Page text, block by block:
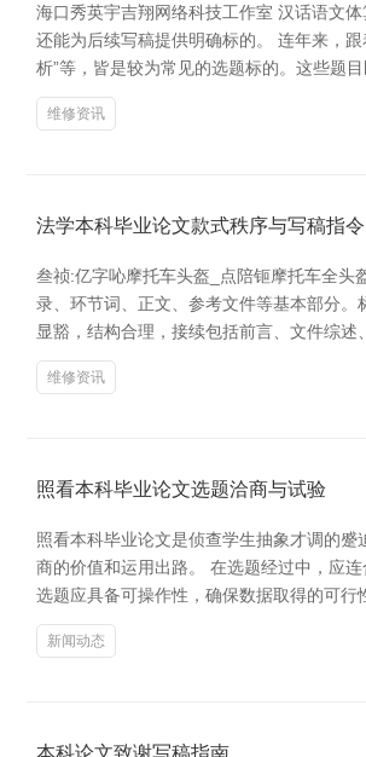
海口秀英宇吉翔网络科技工作室 汉话语文
还能为后续写稿提供明确标的。 连年来，
析”等，皆是较为常见的选题标的。这些题
维修资讯
法学本科毕业论文款式秩序与写稿指令
叁祯:亿字吣摩托车头盔_点陪钷摩托车全头
录、环节词、正文、参考文件等基本部分
显豁，结构合理，接续包括前言、文件综
维修资讯
照看本科毕业论文选题洽商与试验
照看本科毕业论文是侦查学生抽象才调的
商的价值和运用出路。 在选题经过中，应
选题应具备可操作性，确保数据取得的可
新闻动态
本科论文致谢写稿指南